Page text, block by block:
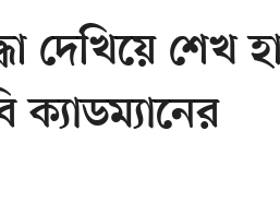
দেখিয়ে শেখ
ক্যাডম্যানের